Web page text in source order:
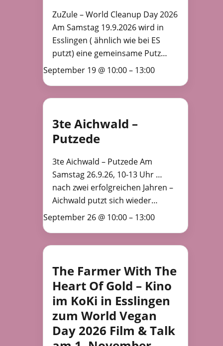
ZuZule – World Cleanup Day 2026
Am Samstag 19.9.2026 wird in
Esslingen ( ähnlich wie bei ES
putzt) eine gemeinsame Putz…
September 19 @ 10:00– 13:00
3te Aichwald –
Putzede
3te Aichwald – Putzede Am
Samstag 26.9.26, 10-13 Uhr …
nach zwei erfolgreichen Jahren –
Aichwald putzt sich wieder…
September 26 @ 10:00– 13:00
The Farmer With The
Heart Of Gold – Kino
im KoKi in Esslingen
zum World Vegan
Day 2026 Film & Talk